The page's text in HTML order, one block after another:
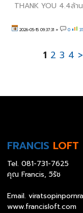
THANK YOU 4.4ล้า
2026-05-15 09:37:31 » 0
1 2 3 4 >
FRANCIS LOFT
Tel. 081-731-7625
คุณ Francis, วิรัช
Email.
www.francisloft.com